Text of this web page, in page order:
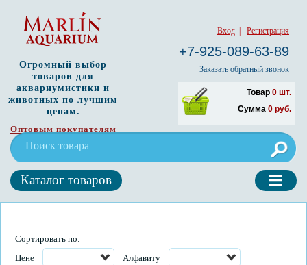
Вход Регистрация
+7-925-089-63-89
Заказать обратный звонок
Товар 0 шт.
Сумма 0 руб.
Огромный выбор
товаров для
аквариумистики и
животных по лучшим
ценам.
Оптовым покупателям
Каталог товаров
Сортировать по:
Цене
Алфавиту